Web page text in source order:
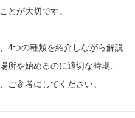
とが大切です。
4つの種類を紹介しながら解説
所や始めるのに適切な時期、
ご参考にしてください。